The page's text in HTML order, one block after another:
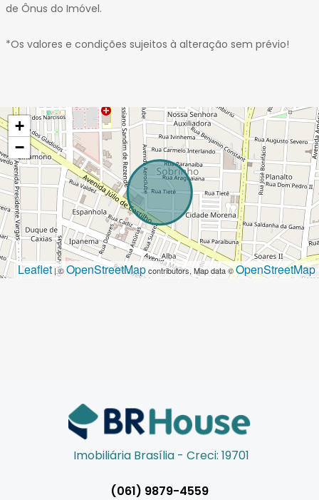
de Ônus do Imóvel.
*Os valores e condições sujeitos à alteração sem prévio!
+
−
Leaflet | ©OpenStreetMapcontributors, Map data ©OpenStreetMap
Imobiliária Brasília - Creci: 19701
(061) 9879-4559